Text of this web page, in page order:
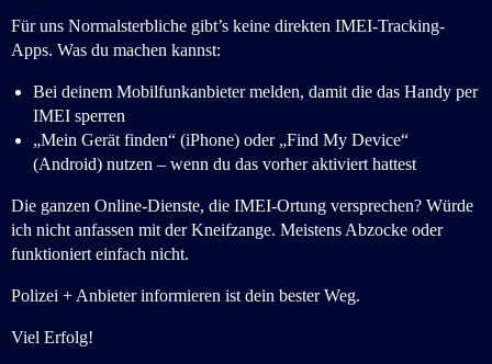
Für uns Normalsterbliche gibt’s keine direkten IMEI-Tracking-
Apps. Was du machen kannst:
Bei deinem Mobilfunkanbieter melden, damit die das Handy per
IMEI sperren
„Mein Gerät finden“ (iPhone) oder „Find My Device“
(Android) nutzen – wenn du das vorher aktiviert hattest
Die ganzen Online-Dienste, die IMEI-Ortung versprechen? Würde
ich nicht anfassen mit der Kneifzange. Meistens Abzocke oder
funktioniert einfach nicht.
Polizei + Anbieter informieren ist dein bester Weg.
Viel Erfolg!